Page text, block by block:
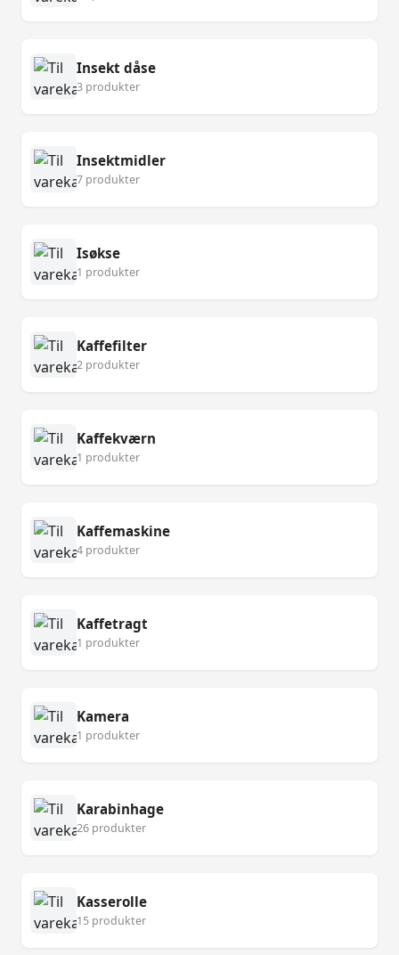
Insekt dåse
3 produkter
Insektmidler
7 produkter
Isøkse
1 produkter
Kaffefilter
2 produkter
Kaffekværn
1 produkter
Kaffemaskine
4 produkter
Kaffetragt
1 produkter
Kamera
1 produkter
Karabinhage
26 produkter
Kasserolle
15 produkter